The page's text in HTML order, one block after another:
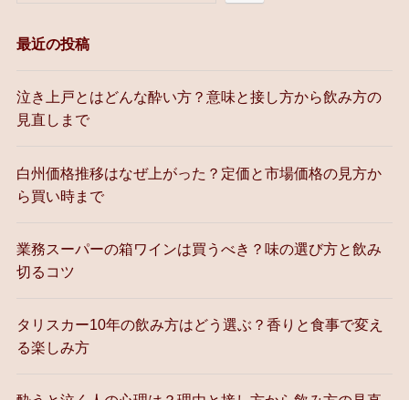
最近の投稿
泣き上戸とはどんな酔い方？意味と接し方から飲み方の
見直しまで
白州価格推移はなぜ上がった？定価と市場価格の見方か
ら買い時まで
業務スーパーの箱ワインは買うべき？味の選び方と飲み
切るコツ
タリスカー10年の飲み方はどう選ぶ？香りと食事で変え
る楽しみ方